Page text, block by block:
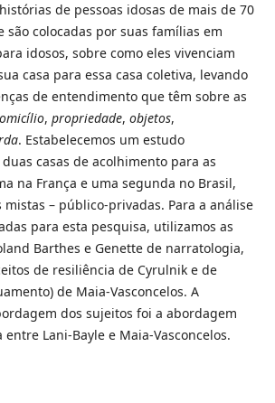
de pessoas idosas de mais de 70
são colocadas por suas famílias em
idosos, sobre como eles vivenciam
casa para essa casa coletiva, levando
de entendimento que têm sobre as
, propriedade, objetos,
. Estabelecemos um estudo
casas de acolhimento para as
na França e uma segunda no Brasil,
– público-privadas. Para a análise
para esta pesquisa, utilizamos as
Barthes e Genette de narratologia,
de resiliência de Cyrulnik e de
de Maia-Vasconcelos. A
dos sujeitos foi a abordagem
Lani-Bayle e Maia-Vasconcelos.